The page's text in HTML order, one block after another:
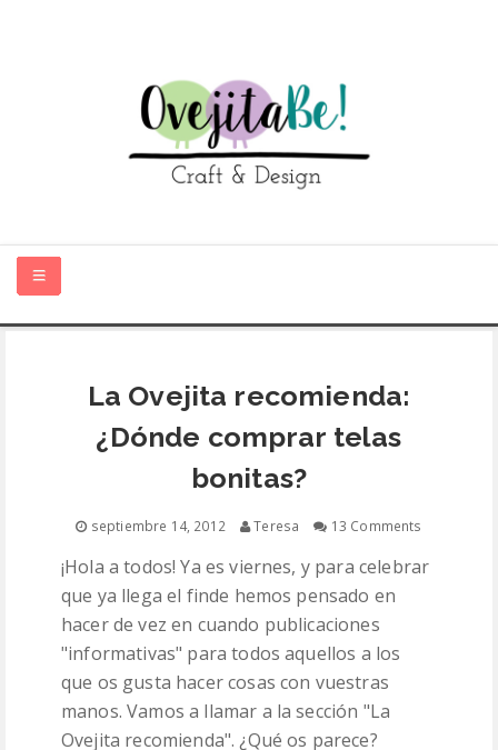
SOBRE MÍ
TIENDA ONLINE
PATRONES
La Ovejita recomienda:
¿Dónde comprar telas
bonitas?
septiembre 14, 2012 Teresa 13 Comments
¡Hola a todos! Ya es viernes, y para celebrar
que ya llega el finde hemos pensado en
hacer de vez en cuando publicaciones
"informativas" para todos aquellos a los
que os gusta hacer cosas con vuestras
manos. Vamos a llamar a la sección "La
Ovejita recomienda". ¿Qué os parece?